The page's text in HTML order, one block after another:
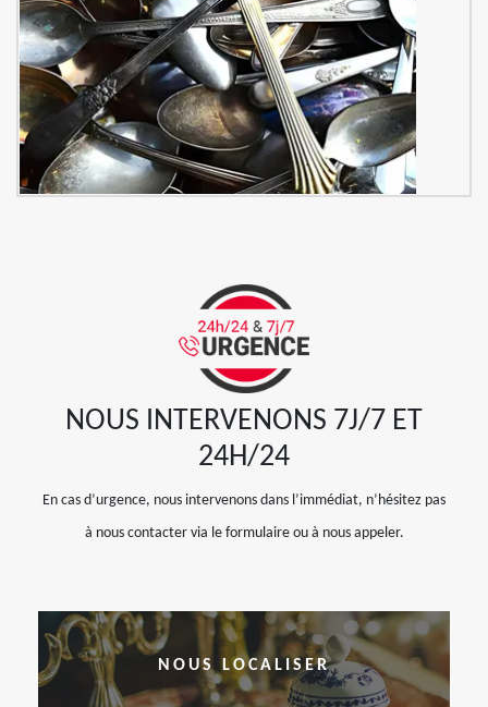
NOUS INTERVENONS 7J/7 ET
24H/24
En cas d’urgence, nous intervenons dans l’immédiat, n’hésitez pas
à nous contacter via le formulaire ou à nous appeler.
NOUS LOCALISER